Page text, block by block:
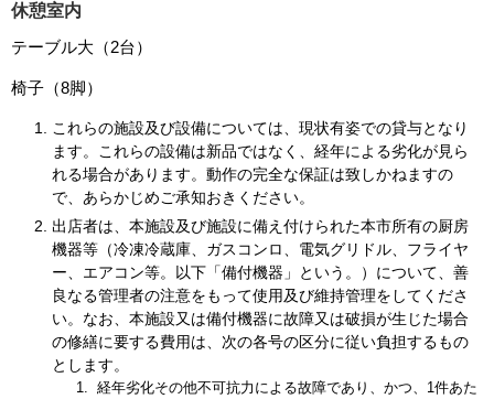
休憩室内
テーブル大（2台）
椅子（8脚）
これらの施設及び設備については、現状有姿での貸与となり
ます。これらの設備は新品ではなく、経年による劣化が見ら
れる場合があります。動作の完全な保証は致しかねますの
で、あらかじめご承知おきください。
出店者は、本施設及び施設に備え付けられた本市所有の厨房
機器等（冷凍冷蔵庫、ガスコンロ、電気グリドル、フライヤ
ー、エアコン等。以下「備付機器」という。）について、善
良なる管理者の注意をもって使用及び維持管理をしてくださ
い。なお、本施設又は備付機器に故障又は破損が生じた場合
の修繕に要する費用は、次の各号の区分に従い負担するもの
とします。
経年劣化その他不可抗力による故障であり、かつ、1件あた